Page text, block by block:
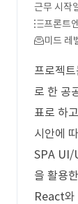
근무 시작
프론트
미드 레
프로젝
로 한 공
표로 하
시안에
SPA UI/
을 활용
React와